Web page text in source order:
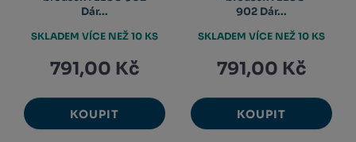
Dár...
791,00 Kč
KOUPIT
SKLADEM VÍCE NEŽ 10 KS
902 Dár...
791,00 Kč
KOUPIT
SKLADEM VÍCE NEŽ 10 KS